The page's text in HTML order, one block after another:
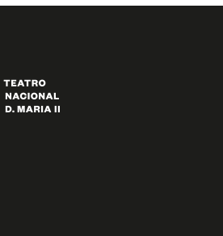
TEATRO ONLINE.
DO TEATRO ONLINE.